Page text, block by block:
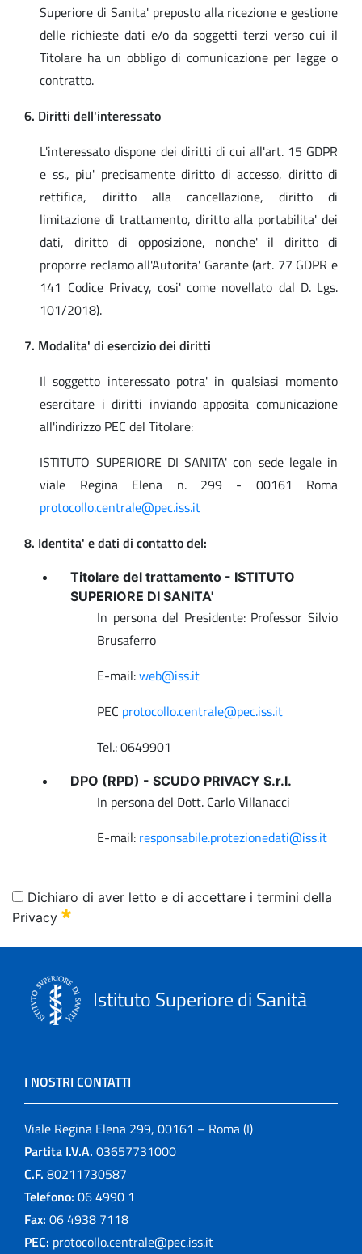
Superiore di Sanita' preposto alla ricezione e gestione
delle richieste dati e/o da soggetti terzi verso cui il
Titolare ha un obbligo di comunicazione per legge o
contratto.
6. Diritti dell'interessato
L'interessato dispone dei diritti di cui all'art. 15 GDPR
e ss., piu' precisamente diritto di accesso, diritto di
rettifica, diritto alla cancellazione, diritto di
limitazione di trattamento, diritto alla portabilita' dei
dati, diritto di opposizione, nonche' il diritto di
proporre reclamo all'Autorita' Garante (art. 77 GDPR e
141 Codice Privacy, cosi' come novellato dal D. Lgs.
101/2018).
7. Modalita' di esercizio dei diritti
Il soggetto interessato potra' in qualsiasi momento
esercitare i diritti inviando apposita comunicazione
all'indirizzo PEC del Titolare:
ISTITUTO SUPERIORE DI SANITA' con sede legale in
viale Regina Elena n. 299 - 00161 Roma
protocollo.centrale@pec.iss.it
8. Identita' e dati di contatto del:
Titolare del trattamento - ISTITUTO
SUPERIORE DI SANITA'
In persona del Presidente: Professor Silvio
Brusaferro
E-mail:web@iss.it
PEC protocollo.centrale@pec.iss.it
Tel.: 0649901
DPO (RPD) - SCUDO PRIVACY S.r.l.
In persona del Dott. Carlo Villanacci
E-mail: responsabile.protezionedati@iss.it
Dichiaro di aver letto e di accettare i termini della
Privacy
Obbligatorio
Istituto Superiore di Sanità
I NOSTRI CONTATTI
Viale Regina Elena 299, 00161 – Roma (I)
Partita I.V.A. 03657731000
C.F. 80211730587
Telefono: 06 4990 1
Fax: 06 4938 7118
PEC: protocollo.centrale@pec.iss.it